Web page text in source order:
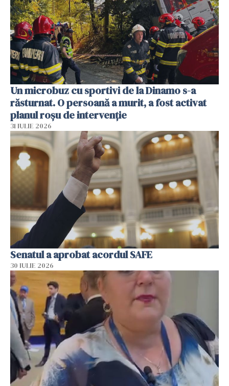
Un microbuz cu sportivi de la Dinamo s-a
răsturnat. O persoană a murit, a fost activat
planul roșu de intervenție
31 IULIE 2026
Senatul a aprobat acordul SAFE
30 IULIE 2026